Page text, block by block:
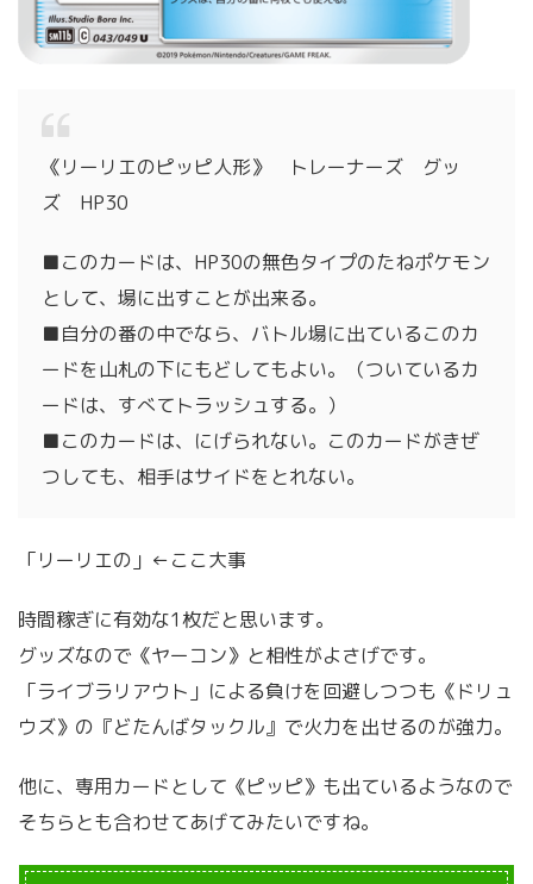
《リーリエのピッピ人形》 トレーナーズ グッ
ズ HP30
■このカードは、HP30の無色タイプのたねポケモン
として、場に出すことが出来る。
■自分の番の中でなら、バトル場に出ているこのカ
ードを山札の下にもどしてもよい。（ついているカ
ードは、すべてトラッシュする。）
■このカードは、にげられない。このカードがきぜ
つしても、相手はサイドをとれない。
「リーリエの」←ここ大事
時間稼ぎに有効な1枚だと思います。
グッズなので《ヤーコン》と相性がよさげです。
「ライブラリアウト」による負けを回避しつつも《ドリュ
ウズ》の『どたんばタックル』で火力を出せるのが強力。
他に、専用カードとして《ピッピ》も出ているようなので
そちらとも合わせてあげてみたいですね。